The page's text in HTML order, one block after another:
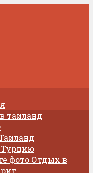
Турцию
Отдых в